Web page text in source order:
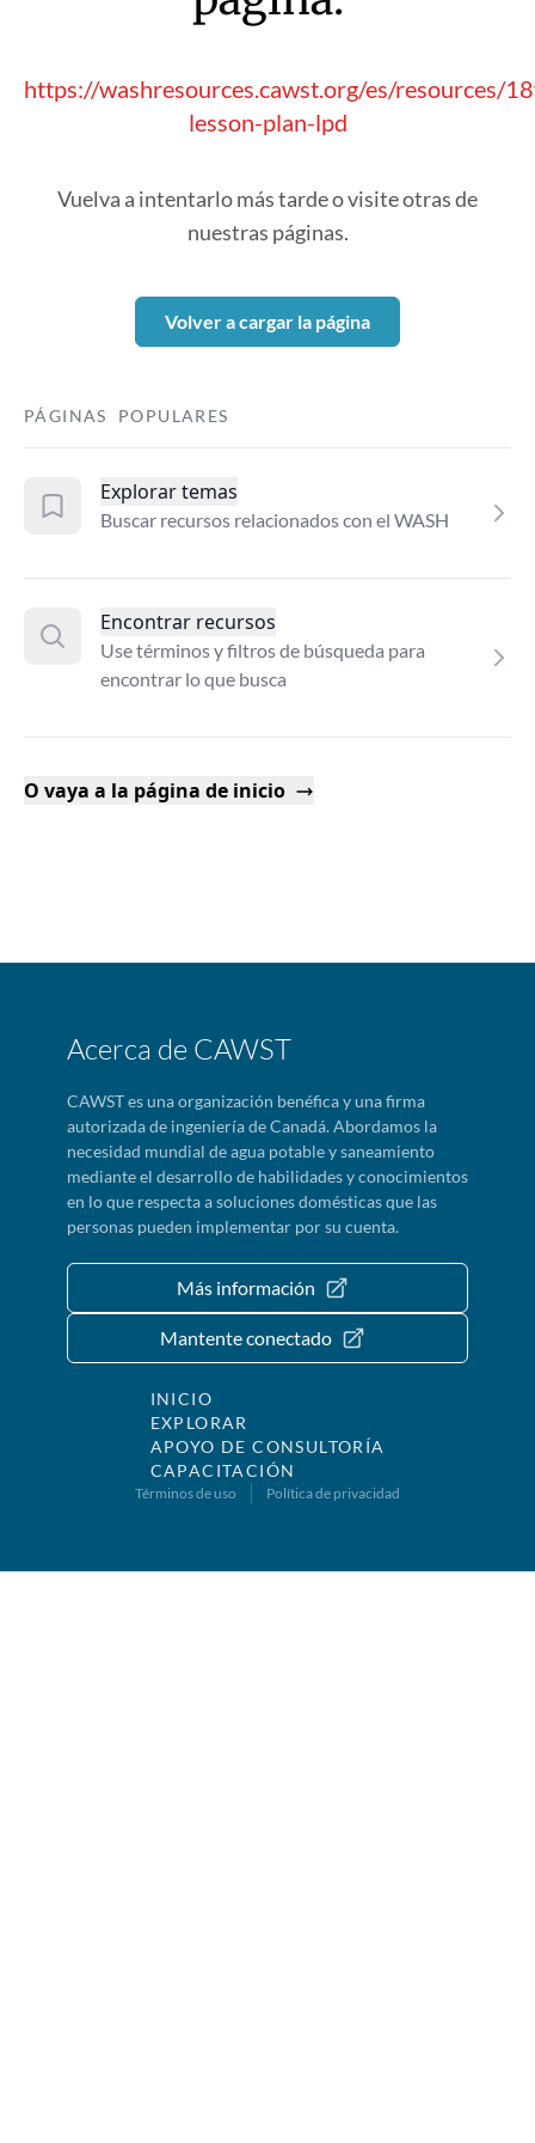
https://washresources.cawst.org/es/resources/
lesson-plan-lpd
Vuelva a intentarlo más tarde o visite otras de
nuestras páginas.
Volver a cargar la página
PÁGINAS POPULARES
Explorar temas
Buscar recursos relacionados con el WASH
Encontrar recursos
Use términos y filtros de búsqueda para
encontrar lo que busca
O vaya a la página de inicio
Acerca de CAWST
CAWST es una organización benéfica y una firma
autorizada de ingeniería de Canadá. Abordamos la
necesidad mundial de agua potable y saneamiento
mediante el desarrollo de habilidades y conocimientos
en lo que respecta a soluciones domésticas que las
personas pueden implementar por su cuenta.
Más información
Mantente conectado
INICIO
EXPLORAR
APOYO DE CONSULTORÍA
CAPACITACIÓN
Términos de uso Política de privacidad